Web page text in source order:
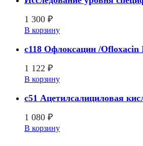
1 300 ₽
В корзину
c118 Офлоксацин /Ofloxacin
1 122 ₽
В корзину
c51 Ацетилсалициловая
1 080 ₽
В корзину